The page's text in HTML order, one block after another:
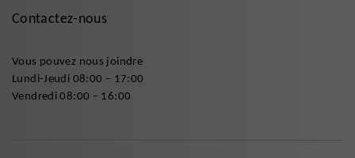
Contactez-nous
Vous pouvez nous joindre
Lundi-Jeudi 08:00 – 17:00
Vendredi 08:00 – 16:00